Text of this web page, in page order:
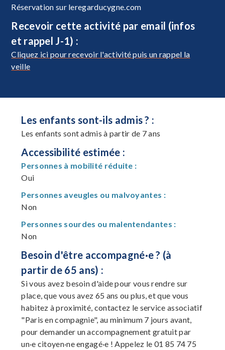
Réservation sur leregarducygne.com
Recevoir cette activité par email (infos
et rappel J-1) :
Cliquez ici pour recevoir l'activité puis un rappel la
veille
Les enfants sont-ils admis ? :
Les enfants sont admis à partir de 7 ans
Accessibilité estimée :
Personnes à mobilité réduite :
Oui
Personnes aveugles ou malvoyantes :
Non
Personnes sourdes ou malentendantes :
Non
Besoin d'être accompagné·e ? (à
partir de 65 ans) :
Si vous avez besoin d'aide pour vous rendre sur
place, que vous avez 65 ans ou plus, et que vous
habitez à proximité, contactez le service associatif
"Paris en compagnie", au minimum 7 jours avant,
pour demander un accompagnement gratuit par
un·e citoyen·ne engagé·e ! Appelez le 01 85 74 75